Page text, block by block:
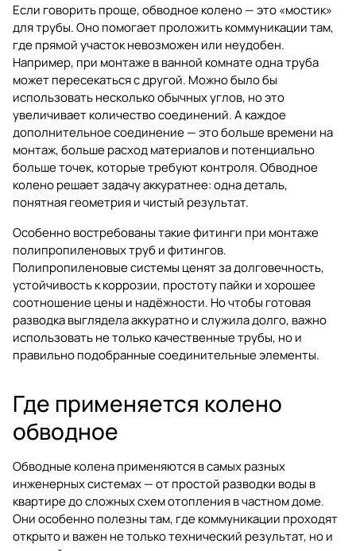
Если говорить проще, обводное колено — это «мостик»
для трубы. Оно помогает проложить коммуникации там,
где прямой участок невозможен или неудобен.
Например, при монтаже в ванной комнате одна труба
может пересекаться с другой. Можно было бы
использовать несколько обычных углов, но это
увеличивает количество соединений. А каждое
дополнительное соединение — это больше времени на
монтаж, больше расход материалов и потенциально
больше точек, которые требуют контроля. Обводное
колено решает задачу аккуратнее: одна деталь,
понятная геометрия и чистый результат.
Особенно востребованы такие фитинги при монтаже
полипропиленовых труб и фитингов.
Полипропиленовые системы ценят за долговечность,
устойчивость к коррозии, простоту пайки и хорошее
соотношение цены и надёжности. Но чтобы готовая
разводка выглядела аккуратно и служила долго, важно
использовать не только качественные трубы, но и
правильно подобранные соединительные элементы.
Где применяется колено
обводное
Обводные колена применяются в самых разных
инженерных системах — от простой разводки воды в
квартире до сложных схем отопления в частном доме.
Они особенно полезны там, где коммуникации проходят
открыто и важен не только технический результат, но и